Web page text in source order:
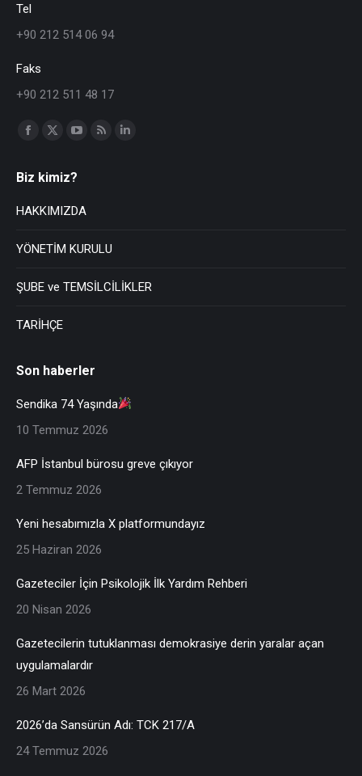
Tel
+90 212 514 06 94
Faks
+90 212 511 48 17
Find us on:
Biz kimiz?
HAKKIMIZDA
YÖNETİM KURULU
ŞUBE ve TEMSİLCİLİKLER
TARİHÇE
Son haberler
Sendika 74 Yaşında
10 Temmuz 2026
AFP İstanbul bürosu greve çıkıyor
2 Temmuz 2026
Yeni hesabımızla X platformundayız
25 Haziran 2026
Gazeteciler İçin Psikolojik İlk Yardım Rehberi
20 Nisan 2026
Gazetecilerin tutuklanması demokrasiye derin yaralar açan
uygulamalardır
26 Mart 2026
2026’da Sansürün Adı: TCK 217/A
24 Temmuz 2026